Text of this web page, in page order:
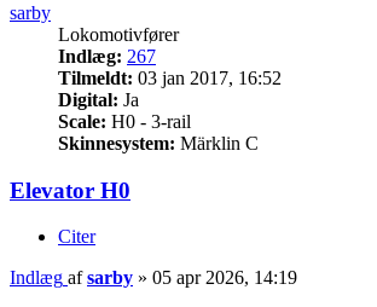
sarby
Lokomotivfører
Indlæg: 267
Tilmeldt: 03 jan 2017, 16:52
Digital: Ja
Scale: H0 - 3-rail
Skinnesystem: Märklin C
Elevator H0
Citer
Indlæg afsarby » 05 apr 2026, 14:19